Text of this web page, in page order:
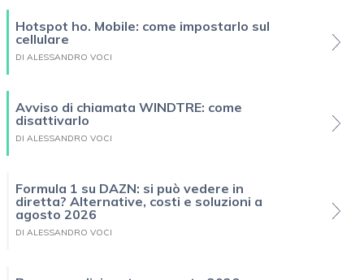
Hotspot ho. Mobile: come impostarlo sul
cellulare
DI ALESSANDRO VOCI
Avviso di chiamata WINDTRE: come
disattivarlo
DI ALESSANDRO VOCI
Formula 1 su DAZN: si può vedere in
diretta? Alternative, costi e soluzioni a
agosto 2026
DI ALESSANDRO VOCI